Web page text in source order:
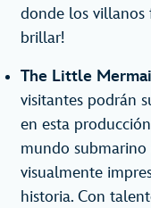
donde los
brillar!
The Little
visitantes podrán
en esta
mundo
visualmente
historia. Con